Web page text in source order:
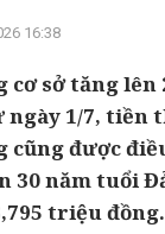
16:38
cơ sở tăng lên
1/7, tiền
cũng được
30 năm tuổi
triệu đồng.